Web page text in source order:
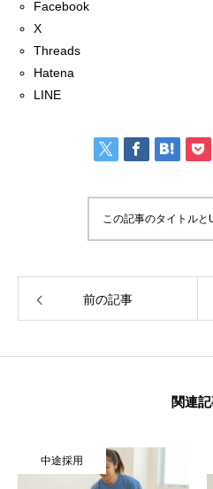
Facebook
X
Threads
Hatena
LINE
この記事のタイトル
前の記事
関連
中途採用